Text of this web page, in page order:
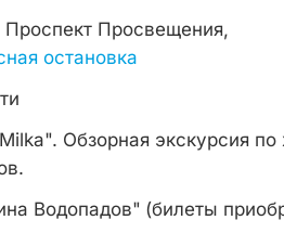
Проспект Просвещения,
остановка
Обзорная экскурсия
Водопадов" (билеты